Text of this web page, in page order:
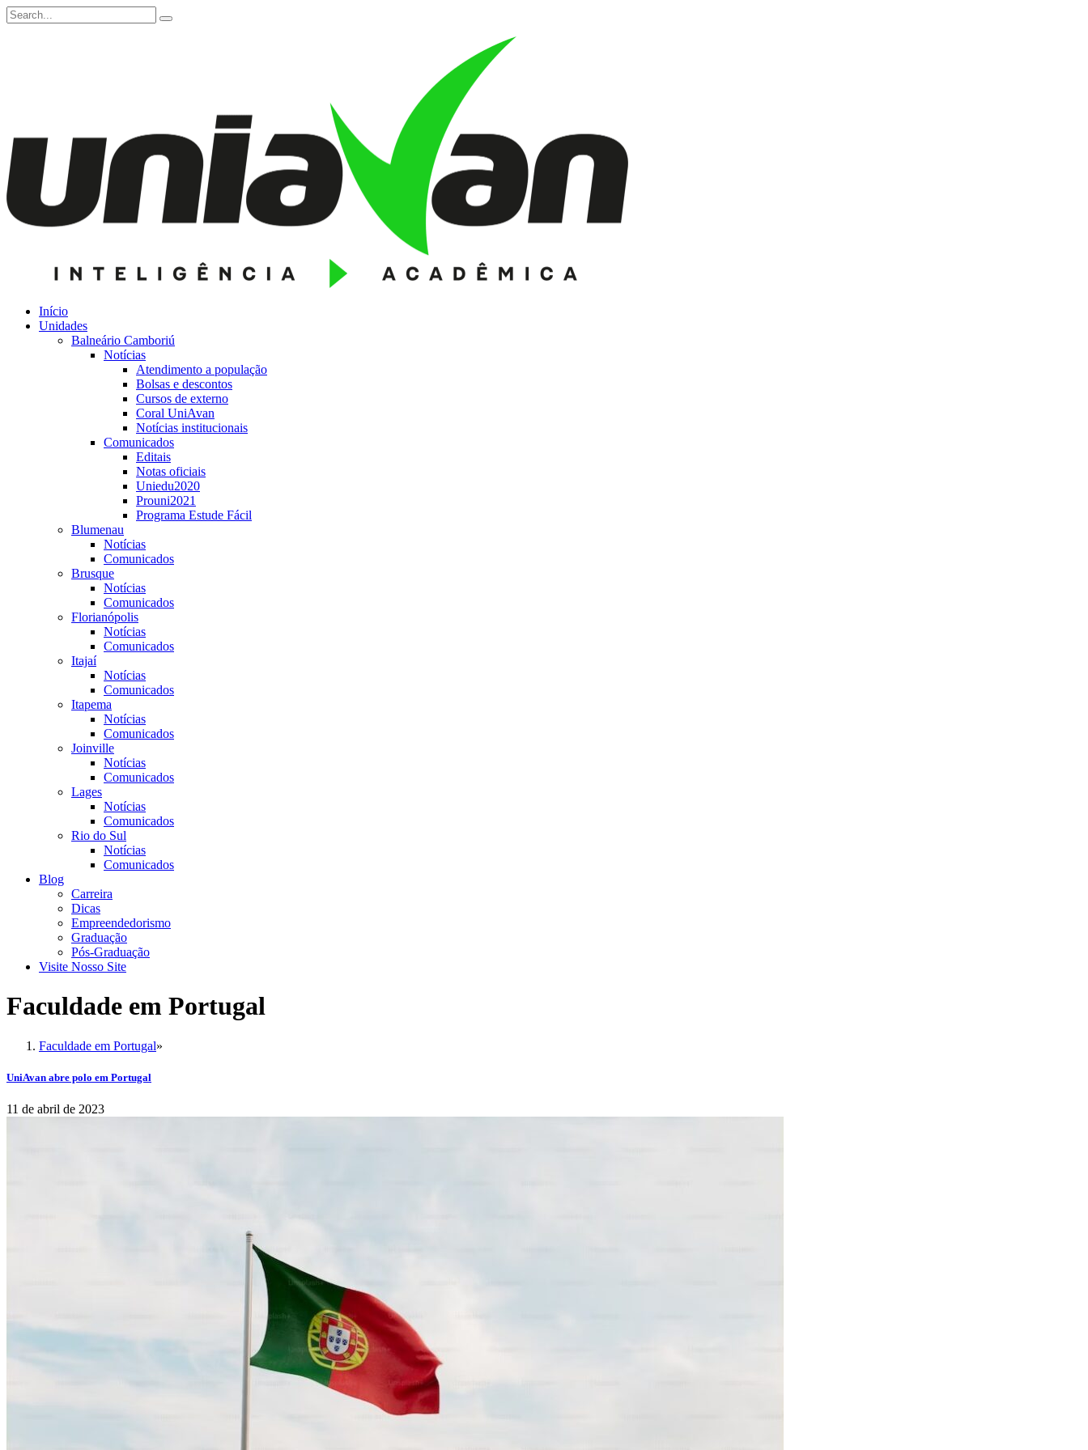
Início
Unidades
Balneário Camboriú
Notícias
Atendimento a população
Bolsas e descontos
Cursos de externo
Coral UniAvan
Notícias institucionais
Comunicados
Editais
Notas oficiais
Uniedu2020
Prouni2021
Programa Estude Fácil
Blumenau
Notícias
Comunicados
Brusque
Notícias
Comunicados
Florianópolis
Notícias
Comunicados
Itajaí
Notícias
Comunicados
Itapema
Notícias
Comunicados
Joinville
Notícias
Comunicados
Lages
Notícias
Comunicados
Rio do Sul
Notícias
Comunicados
Blog
Carreira
Dicas
Empreendedorismo
Graduação
Pós-Graduação
Visite Nosso Site
Faculdade em Portugal
Faculdade em Portugal»
UniAvan abre polo em Portugal
11 de abril de 2023